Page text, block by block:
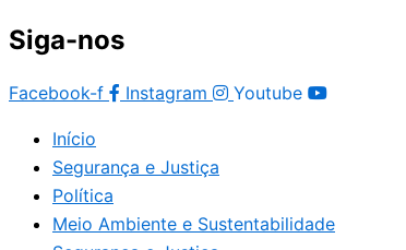
Siga-nos
Facebook-f Instagram Youtube
Início
Segurança e Justiça
Política
Meio Ambiente e Sustentabilidade